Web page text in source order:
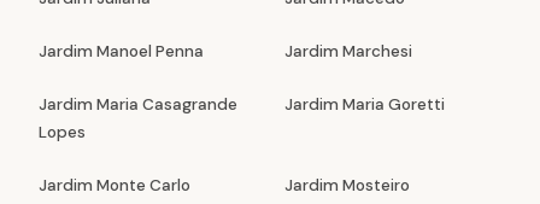
Jardim Manoel Penna Jardim Marchesi
Jardim Maria Casagrande
Lopes
Jardim Maria Goretti
Jardim Monte Carlo Jardim Mosteiro